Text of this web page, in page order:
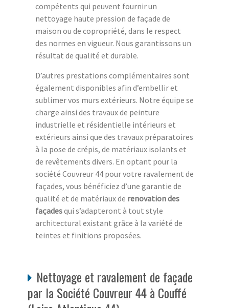
compétents qui peuvent fournir un
nettoyage haute pression de façade de
maison ou de copropriété, dans le respect
des normes en vigueur. Nous garantissons un
résultat de qualité et durable.
D’autres prestations complémentaires sont
également disponibles afin d’embellir et
sublimer vos murs extérieurs. Notre équipe se
charge ainsi des travaux de peinture
industrielle et résidentielle intérieurs et
extérieurs ainsi que des travaux préparatoires
à la pose de crépis, de matériaux isolants et
de revêtements divers. En optant pour la
société Couvreur 44 pour votre ravalement de
façades, vous bénéficiez d’une garantie de
qualité et de matériaux de renovation des
façadesqui s’adapteront à tout style
architectural existant grâce à la variété de
teintes et finitions proposées.
Nettoyage et ravalement de façade
par la Société Couvreur 44 à Couffé